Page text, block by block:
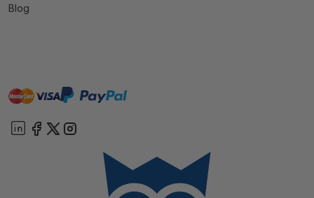
Blog
mastervisa paypal